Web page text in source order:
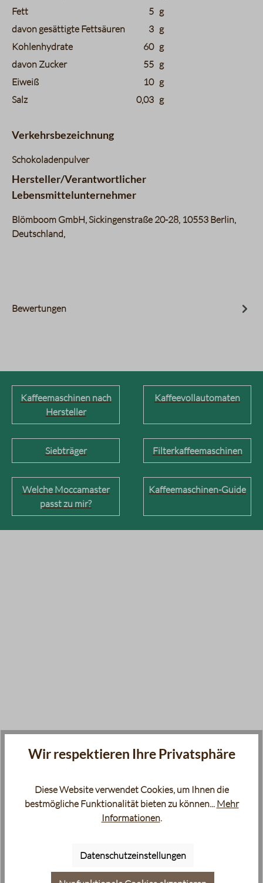
Fett
5 g
davon gesättigte Fettsäuren
3 g
Kohlenhydrate
60 g
davon Zucker
55 g
Eiweiß
10 g
Salz
0,03 g
Verkehrsbezeichnung
Schokoladenpulver
Hersteller/Verantwortlicher
Lebensmittelunternehmer
Blömboom GmbH, Sickingenstraße 20-28, 10553 Berlin,
Deutschland,
Bewertungen
Kaffeemaschinen nach
Hersteller
Kaffeevollautomaten
Siebträger Filterkaffeemaschinen
Welche Moccamaster
passt zu mir?
Kaffeemaschinen-Guide
Wir respektieren Ihre Privatsphäre
Diese Website verwendet Cookies, um Ihnen die
bestmögliche Funktionalität bieten zu können... Mehr
Informationen.
Datenschutzeinstellungen